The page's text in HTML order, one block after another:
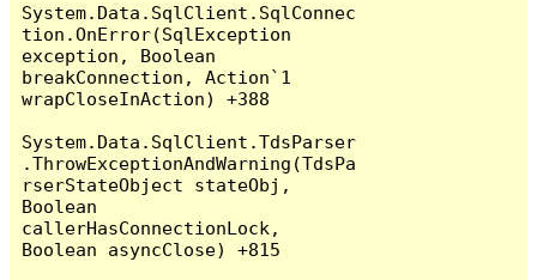
System.Data.SqlClient.SqlConnec
tion.OnError(SqlException
exception, Boolean
breakConnection, Action`1
wrapCloseInAction) +388
System.Data.SqlClient.TdsParser
.ThrowExceptionAndWarning(TdsPa
rserStateObject stateObj,
Boolean
callerHasConnectionLock,
Boolean asyncClose) +815